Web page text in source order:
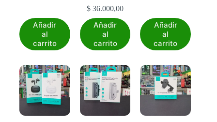
Añadir
al
carrito
$ 36.000,00
Añadir
al
carrito
Añadir
al
carrito